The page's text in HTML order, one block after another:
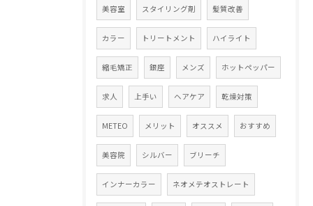
美容室 スタイリング剤 髪質改善
カラー トリートメント ハイライト
縮毛矯正 銀座 メンズ ホットペッパー
求人 上手い ヘアケア 乾燥対策
METEO メリット オススメ おすすめ
美容院 シルバー ブリーチ
インナーカラー ネオメテオストレート